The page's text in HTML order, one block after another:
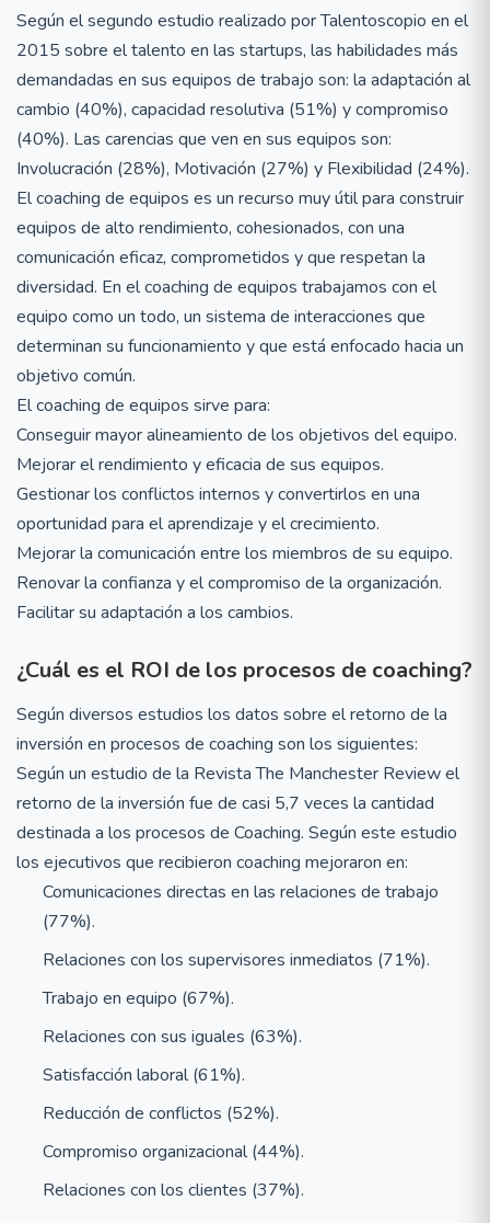
Según el segundo estudio realizado por Talentoscopio en el
2015 sobre el talento en las startups, las habilidades más
demandadas en sus equipos de trabajo son: la adaptación al
cambio (40%), capacidad resolutiva (51%) y compromiso
(40%). Las carencias que ven en sus equipos son:
Involucración (28%), Motivación (27%) y Flexibilidad (24%).
El coaching de equipos es un recurso muy útil para construir
equipos de alto rendimiento, cohesionados, con una
comunicación eficaz, comprometidos y que respetan la
diversidad. En el coaching de equipos trabajamos con el
equipo como un todo, un sistema de interacciones que
determinan su funcionamiento y que está enfocado hacia un
objetivo común.
El coaching de equipos sirve para:
Conseguir mayor alineamiento de los objetivos del equipo.
Mejorar el rendimiento y eficacia de sus equipos.
Gestionar los conflictos internos y convertirlos en una
oportunidad para el aprendizaje y el crecimiento.
Mejorar la comunicación entre los miembros de su equipo.
Renovar la confianza y el compromiso de la organización.
Facilitar su adaptación a los cambios.
¿Cuál es el ROI de los procesos de coaching?
Según diversos estudios los datos sobre el retorno de la
inversión en procesos de coaching son los siguientes:
Según un estudio de la Revista The Manchester Review el
retorno de la inversión fue de casi 5,7 veces la cantidad
destinada a los procesos de Coaching. Según este estudio
los ejecutivos que recibieron coaching mejoraron en:
Comunicaciones directas en las relaciones de trabajo
(77%).
Relaciones con los supervisores inmediatos (71%).
Trabajo en equipo (67%).
Relaciones con sus iguales (63%).
Satisfacción laboral (61%).
Reducción de conflictos (52%).
Compromiso organizacional (44%).
Relaciones con los clientes (37%).